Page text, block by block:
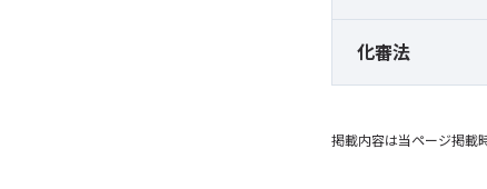
化審法
掲載内容は当ページ掲載